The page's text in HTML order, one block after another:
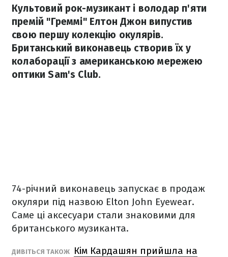
Культовий рок-музикант і володар п'яти
премій "Греммі" Елтон Джон випустив
свою першу колекцію окулярів.
Британський виконавець створив їх у
колаборації з американською мережею
оптики Sam's Club.
74-річний виконавець запускає в продаж
окуляри під назвою Elton John Eyewear.
Саме ці аксесуари стали знаковими для
британського музиканта.
ДИВІТЬСЯ ТАКОЖ
Кім Кардашян прийшла на